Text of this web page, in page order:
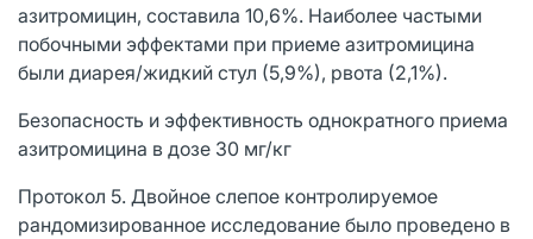
азитромицин, составила 10,6%. Наиболее частыми
побочными эффектами при приеме азитромицина
были диарея/жидкий стул (5,9%), рвота (2,1%).
Безопасность и эффективность однократного приема
азитромицина в дозе 30 мг/кг
Протокол 5. Двойное слепое контролируемое
рандомизированное исследование было проведено в